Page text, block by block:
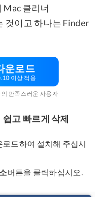
Mac 클리너
것이고 하나는 Finder
운로드
이상 적용
만족스러운 사용자
고 빠르게 삭제
드하여 설치해 주십시
버튼을 클릭하십시오.